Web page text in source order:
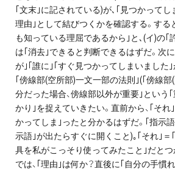
｢文末｣に記されている)が､｢見つかって
理由｣として結びつくかを確認する。する
も知っている理屈であるから｣と､(イ)の｢
は｢消去｣できると判断できるはずだ。次
が｣｢誰に｣｢すぐ見つかってしまいました｣
｢傍線部(空所部)一文一部の法則｣(｢傍線
分だった場合、傍線部以外が重要｣という
かり｣を捉えていきたい。直前から、｢そ
かってしま｣ったと分かるはずだ。｢指示
示語｣が出たらすぐに開くこと)｡｢それ｣＝
具を私がこっそり使ってみたこと｣だとつ
では、｢理由｣は何か？直後に｢自分の手慣